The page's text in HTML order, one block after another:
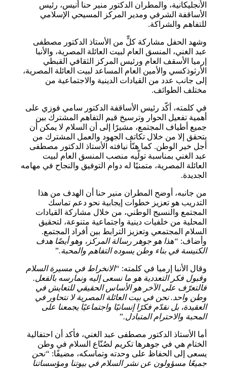
الأنجليكانية، والمطران الدكتور منير حنا أنيس، رئيس
الأساقفة الشرفي ومدير المركز المسيحي الإسلامي
للتفاهم والشراكة.
وشهد الحفل مشاركة كلٍّ من الأستاذ الدكتور مصطفى
عبد الغني، المنسق العام لبيت العائلة المصرية، والأنبا
إرميا الأسقف العام ورئيس المركز الثقافي القبطي
الأرثوذكسي والأمين العام المساعد لبيت العائلة المصرية،
إلى جانب عدد من القيادات الدينية والاجتماعية من
مختلف الطوائف.
في كلمته، أكّد رئيس الأساقفة الدكتور سامي فوزي على
أهمية تفعيل الحوار وترسيخ قيم التفاهم المشترك بين
جميع أطياف المجتمع، مشيرًا إلى أن السلام لا يمكن أن
يتحقق إلا من خلال تكاتف الجهود والعمل المشترك من
أجل خير الوطن. كما هنّأ نيافته الأستاذ الدكتور مصطفى
عبد الغني بمناسبة تولّيه منصب المنسق العام لبيت
العائلة المصرية، متمنيًا له دوام التوفيق والنجاح في مهامه
الجديدة.
من جانبه، أوضح المطران منير حنا أن الهدف من هذا
التدريب هو تعزيز خطوات إيجابية نحو دعم تماسك
المجتمع والنسيج الوطني، من خلال مشاركة القيادات
المحلية من خلفيات دينية واجتماعية متنوعة، لتحقيق
السلام المجتمعي وتعزيز الترابط بين أفراد المجتمع.
وأضاف: “هذا هو جوهر رسالة المركز، وهو أيضًا هدف
الكنيسة في بناء وطن يسوده التفاهم والمحبة.”
وقال الأنبا إرميا في كلمته: “الانخراط في مسيرة السلام
وقبول فكر التعددية هو ما نسعى إليه ونمارسه بالفعل.
فالتعرّف على الآخر هو الأساس الحقيقي للتعايش في
وطن واحد. نحن في بيت العائلة المصرية لا نتحاور في
العقيدة، بل نقدّم فكرًا إنسانيًا واجتماعيًا يجمعنا على
المحبة والاحترام المتبادل.”
أما الأستاذ الدكتور مصطفى عبد الغني، فأكد أن احتفالية
الختام هي في جوهرها تكريم لصُنّاع السلام في وطن
يسعى إلى الحفاظ على وحدته وتماسكه، مضيفًا: “نحن
جميعًا مسؤولون عن نشر السلام في بيوتنا ومؤسساتنا